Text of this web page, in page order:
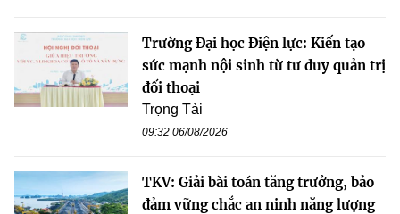
Trường Đại học Điện lực: Kiến tạo
sức mạnh nội sinh từ tư duy quản trị
đối thoại
Trọng Tài
09:32 06/08/2026
TKV: Giải bài toán tăng trưởng, bảo
đảm vững chắc an ninh năng lượng